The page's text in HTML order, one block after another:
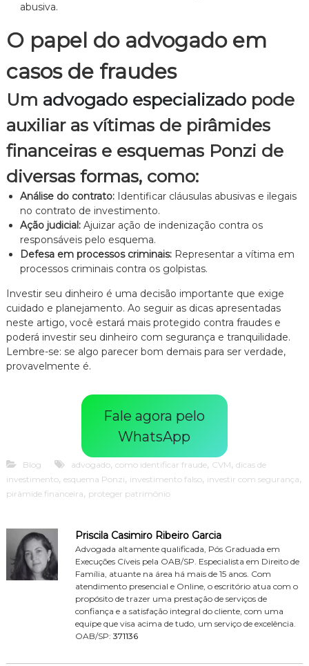
abusiva.
O papel do advogado em
casos de fraudes
Um advogado especializadopode
auxiliar as vítimas de pirâmides
financeiras e esquemas Ponzi de
diversas formas, como:
Análise do contrato:Identificar cláusulas abusivas e ilegais
no contrato de investimento.
Ação judicial:Ajuizar ação de indenização contra os
responsáveis pelo esquema.
Defesa em processos criminais:Representar a vítima em
processos criminais contra os golpistas.
Investir seu dinheiro é uma decisão importante que exige
cuidado e planejamento. Ao seguir as dicas apresentadas
neste artigo, você estará mais protegido contra fraudes e
poderá investir seu dinheiro com segurança e tranquilidade.
Lembre-se: se algo parecer bom demais para ser verdade,
provavelmente é.
Fale agora pelo
WhatsApp
Blog advogado, como identificar fraude, CVM, dicas de
investimento, esquema Ponzi, investimento falso, investir com segurança,
pirâmide financeira, proteger patrimônio
Priscila Casimiro Ribeiro Garcia
Advogada altamente qualificada, Pós Graduada em
Execuções Cíveis pela OAB/SP. Especialista em Direito de
Família, atuante na área há mais de 15 anos. Com
atendimento presencial e Online, o escritório atua com o
propósito de trazer uma prestação de serviços de
confiança e a satisfação integral do cliente, com uma
equipe que visa acima de tudo, um serviço de excelência.
OAB/SP: 371136